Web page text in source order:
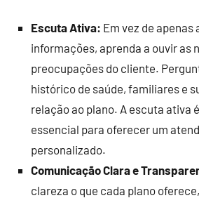
Escuta Ativa: Em vez de apenas
informações, aprenda a ouvir as
preocupações do cliente.
histórico de saúde, familiares e
relação ao plano. A escuta ativa
essencial para oferecer um
personalizado.
Comunicação Clara e
clareza o que cada plano